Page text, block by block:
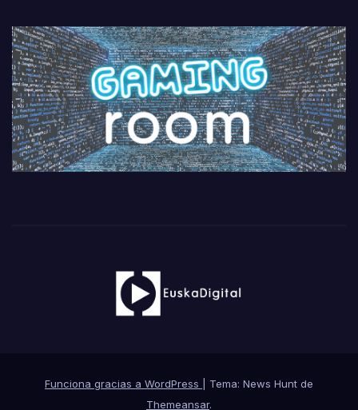
Funciona gracias a WordPress
Tema: News Hunt de
Themeansar.